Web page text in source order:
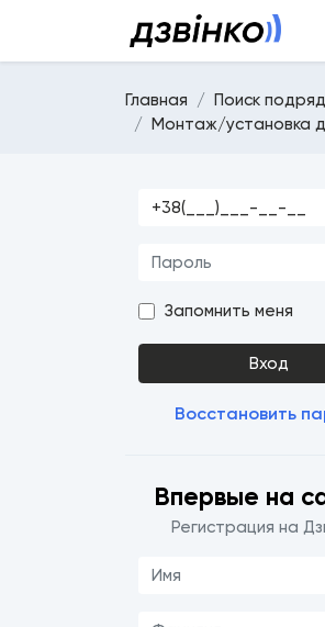
Главная Поиск
Монтаж/установка
Запомнить меня
Вход
Восстановить
Впервые на
Регистрация на